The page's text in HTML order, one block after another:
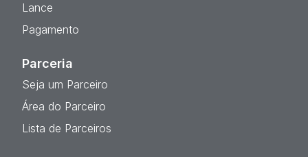
Lance
Pagamento
Parceria
Seja um Parceiro
Área do Parceiro
Lista de Parceiros